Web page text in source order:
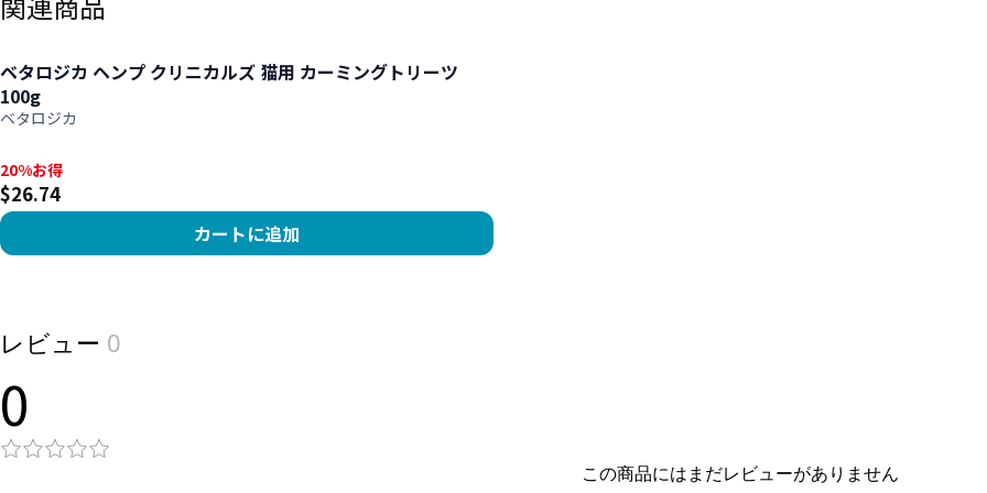
ベタロジカ ヘンプ クリニカルズ 猫用 カーミングトリーツ
100g
ベタロジカ
20%お得, $26.74
20%お得
$26.74
カートに追加
レビュー 0
0
この商品にはまだレビューがありません